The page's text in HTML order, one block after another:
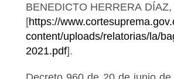
BENEDICTO HERRERA
[https://
content/uploads/relatorias/la/
2021.pdf].